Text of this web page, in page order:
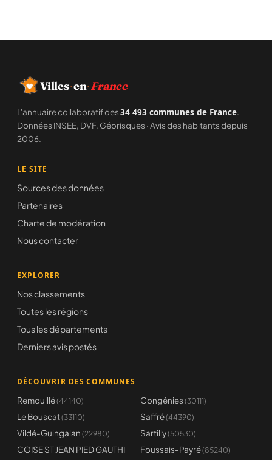
Villes·en· France
L'annuaire collaboratif des34 493 communes de France.
Données INSEE, DVF, Géorisques · Avis des habitants depuis
2006.
LE SITE
Sources des données
Partenaires
Charte de modération
Nous contacter
EXPLORER
Nos classements
Toutes les régions
Tous les départements
Derniers avis postés
DÉCOUVRIR DES COMMUNES
Remouillé(44140) Congénies (30111)
Le Bouscat(33110) Saffré(44390)
Vildé-Guingalan (22980) Sartilly(50530)
COISE ST JEAN PIED GAUTHI Foussais-Payré(85240)